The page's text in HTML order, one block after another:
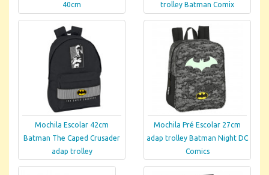
40cm
trolley Batman Comix
Mochila Escolar 42cm
Batman The Caped Crusader
adap trolley
Mochila Pré Escolar 27cm
adap trolley Batman Night DC
Comics